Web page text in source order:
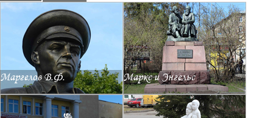
Маргелов В.Ф. Маркс и Энгельс